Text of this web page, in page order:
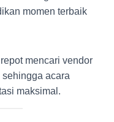
momen terbaik
mencari vendor
acara
maksimal.